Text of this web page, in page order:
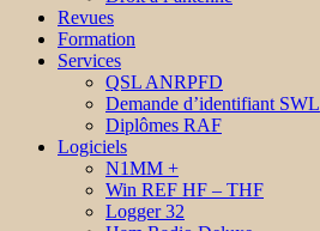
Revues
Formation
Services
QSL ANRPFD
Demande d’identifiant SWL
Diplômes RAF
Logiciels
N1MM +
Win REF HF – THF
Logger 32